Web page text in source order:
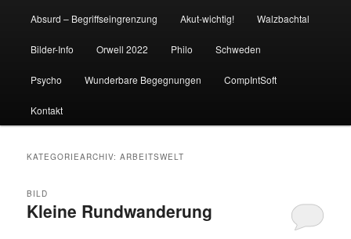
Absurd – Begriffseingrenzung Akut-wichtig! Walzbachtal
Bilder-Info Orwell 2022 Philo Schweden
Psycho Wunderbare Begegnungen CompIntSoft
Kontakt
KATEGORIEARCHIV:ARBEITSWELT
Kleine Rundwanderung
BILD